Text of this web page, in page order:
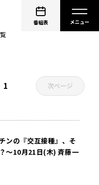
番組表
1 次ページ
ンの『交互接種』、そ
～10月21日(木) 斉藤一